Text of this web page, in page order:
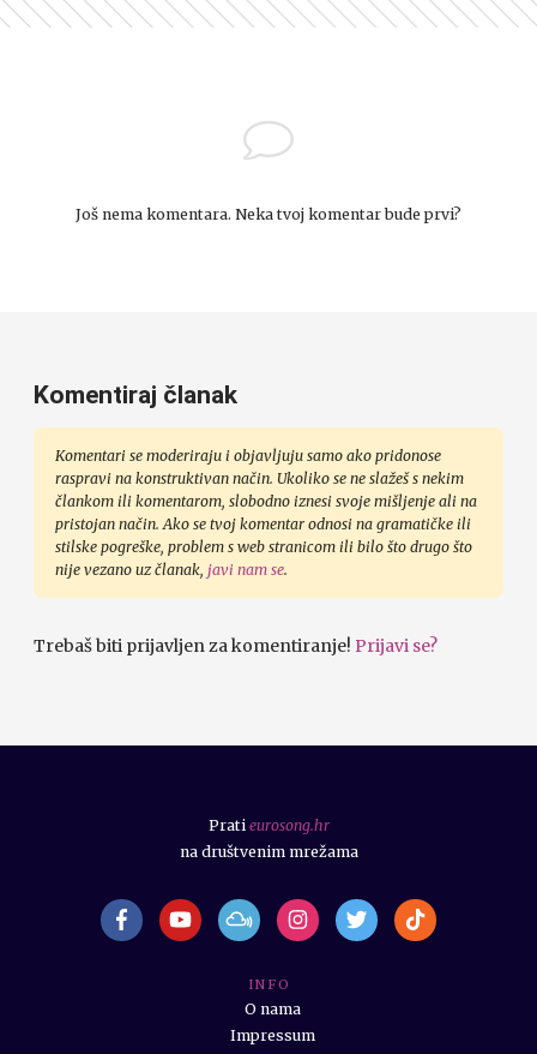
Još nema komentara. Neka tvoj komentar bude prvi?
Komentiraj članak
Komentari se moderiraju i objavljuju samo ako pridonose
raspravi na konstruktivan način. Ukoliko se ne slažeš s nekim
člankom ili komentarom, slobodno iznesi svoje mišljenje ali na
pristojan način. Ako se tvoj komentar odnosi na gramatičke ili
stilske pogreške, problem s web stranicom ili bilo što drugo što
nije vezano uz članak, javi nam se.
Trebaš biti prijavljen za komentiranje! Prijavi se?
I N F O
O nama
Impressum
Prati eurosong.hr
na društvenim mrežama